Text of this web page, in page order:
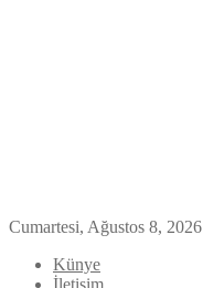
Cumartesi, Ağustos 8, 2026
Künye
İletişim